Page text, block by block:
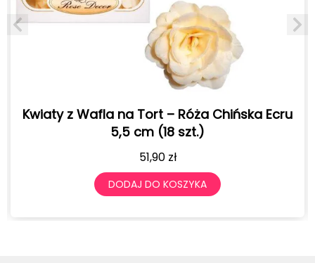
– Róża Chińska Ecru
Kwiaty z Wafla na